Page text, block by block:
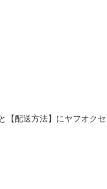
【配送方法】にヤフオク